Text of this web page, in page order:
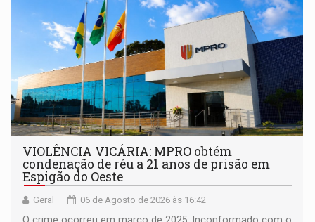
VIOLÊNCIA VICÁRIA: MPRO obtém
condenação de réu a 21 anos de prisão em
Espigão do Oeste
Geral 06 de Agosto de 2026 às 16:42